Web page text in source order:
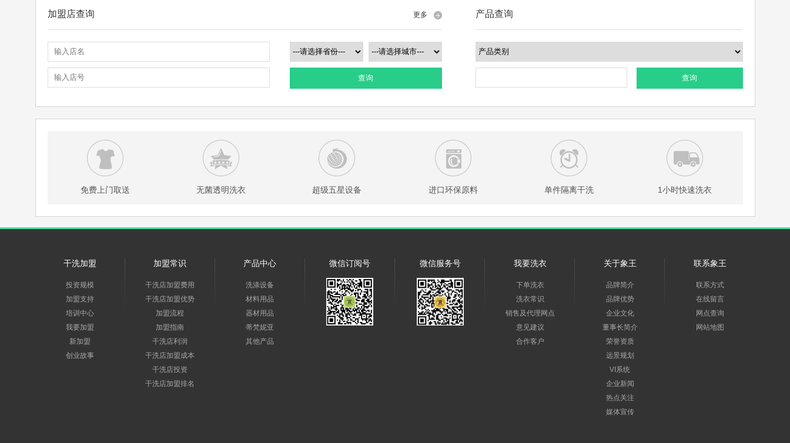
加盟店查询 更多
查询
产品查询
查询
免费上门取送 无菌透明洗衣 超级五星设备 进口环保原料 单件隔离干洗 1小时快速洗衣
干洗加盟
投资规模
加盟支持
培训中心
我要加盟
新加盟
创业故事
加盟常识
干洗店加盟费用
干洗店加盟优势
加盟流程
加盟指南
干洗店利润
干洗店加盟成本
干洗店投资
干洗店加盟排名
产品中心
洗涤设备
材料用品
器材用品
蒂梵妮亚
其他产品
微信订阅号 微信服务号 我要洗衣
下单洗衣
洗衣常识
销售及代理网点
意见建议
合作客户
关于象王
品牌简介
品牌优势
企业文化
董事长简介
荣誉资质
远景规划
VI系统
企业新闻
热点关注
媒体宣传
联系象王
联系方式
在线留言
网点查询
网站地图